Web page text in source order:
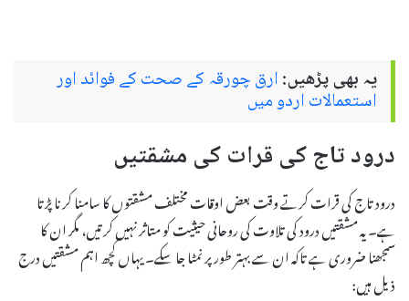
یہ بھی پڑھیں:ارق چورقہ کے صحت کے فوائد اور
استعمالات اردو میں
درود تاج کی قرات کی مشقتیں
درود تاج کی قرات کرتے وقت بعض اوقات مختلف مشقتوں کا سامنا کرنا پڑتا
ہے۔ یہ مشقتیں درود کی تلاوت کی روحانی حیثیت کو متاثر نہیں کرتیں، مگر ان کا
سمجھنا ضروری ہے تاکہ ان سے بہتر طور پر نمٹا جا سکے۔ یہاں کچھ اہم مشقتیں درج
ذیل ہیں: